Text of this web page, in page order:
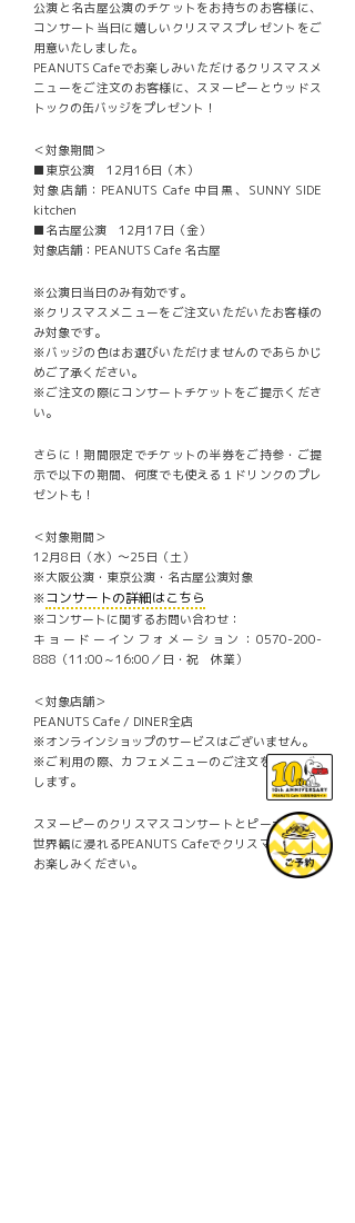
公演と名古屋公演のチケットをお持ちのお客様に、
コンサート当日に嬉しいクリスマスプレゼントをご
用意いたしました。
PEANUTS Cafeでお楽しみいただけるクリスマスメ
ニューをご注文のお客様に、スヌーピーとウッドス
トックの缶バッジをプレゼント！
＜対象期間＞
■東京公演 12月16日（木）
対象店舗：PEANUTS Cafe 中目黒、SUNNY SIDE
kitchen
■名古屋公演 12月17日（金）
対象店舗：PEANUTS Cafe 名古屋
※公演日当日のみ有効です。
※クリスマスメニューをご注文いただいたお客様の
み対象です。
※バッジの色はお選びいただけませんのであらかじ
めご了承ください。
※ご注文の際にコンサートチケットをご提示くださ
い。
さらに！期間限定でチケットの半券をご持参・ご提
示で以下の期間、何度でも使える１ドリンクのプレ
ゼントも！
＜対象期間＞
12月8日（水）〜25日（土）
※大阪公演・東京公演・名古屋公演対象
※コンサートの詳細はこちら
※コンサートに関するお問い合わせ：
キョードーインフォメーション：0570-200-
888（11:00～16:00／日・祝 休業）
＜対象店舗＞
PEANUTS Cafe / DINER全店
※オンラインショップのサービスはございません。
※ご利用の際、カフェメニューのご注文をお願い致
します。
スヌーピーのクリスマスコンサートとピーナッツの
世界観に浸れるPEANUTS Cafeでクリスマス気分を
お楽しみください。